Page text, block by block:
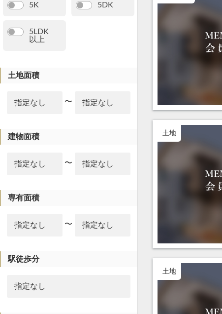
5K 5DK
5LDK
以上
土地面積
〜
建物面積
〜
専有面積
〜
駅徒歩分
土地
土地